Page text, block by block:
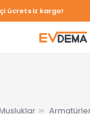
ücretsiz kargo!